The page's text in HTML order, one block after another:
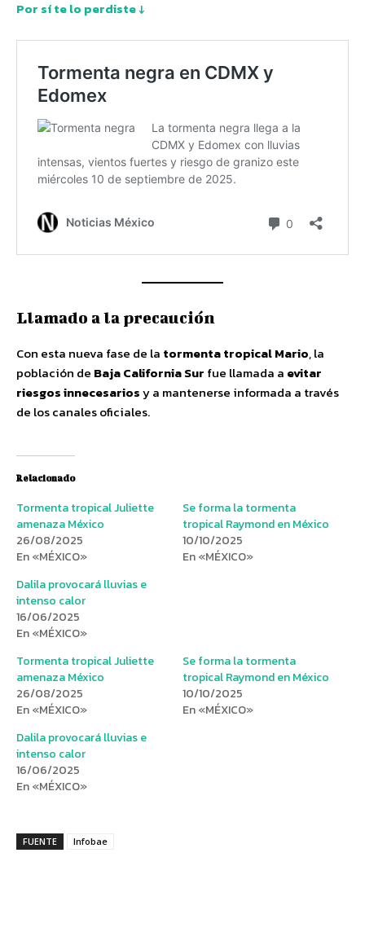
Por sí te lo perdiste ↓
Llamado a la precaución
Con esta nueva fase de la tormenta tropical Mario, la
población de Baja California Sur fue llamada a evitar
riesgos innecesariosy a mantenerse informada a través
de los canales oficiales.
Relacionado
Tormenta tropical Juliette
amenaza México
26/08/2025
En «MÉXICO»
Se forma la tormenta
tropical Raymond en México
10/10/2025
En «MÉXICO»
Dalila provocará lluvias e
intenso calor
16/06/2025
En «MÉXICO»
Tormenta tropical Juliette
amenaza México
26/08/2025
En «MÉXICO»
Se forma la tormenta
tropical Raymond en México
10/10/2025
En «MÉXICO»
Dalila provocará lluvias e
intenso calor
16/06/2025
En «MÉXICO»
FUENTE Infobae